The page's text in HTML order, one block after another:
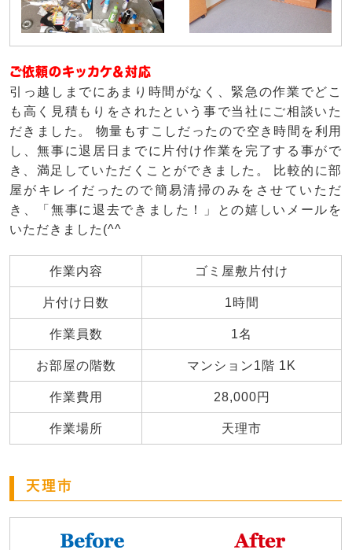
ご依頼のキッカケ＆対応
引っ越しまでにあまり時間がなく、緊急の作業でどこ
も高く見積もりをされたという事で当社にご相談いた
だきました。 物量もすこしだったので空き時間を利用
し、無事に退居日までに片付け作業を完了する事がで
き、満足していただくことができました。 比較的に部
屋がキレイだったので簡易清掃のみをさせていただ
き、「無事に退去できました！」との嬉しいメールを
いただきました(^^
作業内容 ゴミ屋敷片付け
片付け日数 1時間
作業員数 1名
お部屋の階数 マンション1階 1K
作業費用 28,000円
作業場所 天理市
天理市